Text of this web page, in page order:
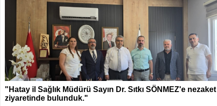
"Hatay il Sağlık Müdürü Sayın Dr. Sıtkı SÖNMEZ'e nezaket
ziyaretinde bulunduk."